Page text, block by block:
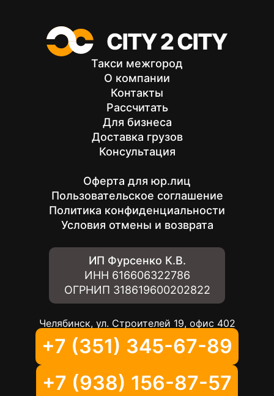
Такси межгород
О компании
Контакты
Рассчитать
Для бизнеса
Доставка грузов
Консультация
Оферта для юр.лиц
Пользовательское соглашение
Политика конфиденциальности
Условия отмены и возврата
ИП Фурсенко К.В.
ИНН 616606322786
ОГРНИП 318619600202822
Челябинск, ул. Строителей 19, офис 402
+7 (351) 345-67-89
+7 (938) 156-87-57